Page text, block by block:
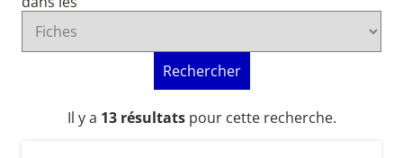
Rechercher
Il y a 13 résultatspour cette recherche.